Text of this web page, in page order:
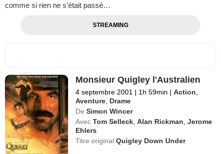
comme si rien ne s’était passé…
STREAMING
Monsieur Quigley l'Australien
4 septembre 2001 | 1h 59min | Action
Aventure Drame
De Simon Wincer
Avec Tom Selleck ,Alan Rickman ,Jerome
Ehlers
Titre originalQuigley Down Under